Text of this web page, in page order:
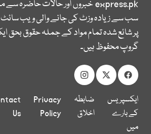
express.pkخبروں اور حالات حاضرہ سے
سب سے زیادہ وزٹ کی جانے والی ویب
پر شائع شدہ تمام مواد کے جملہ حقوق بحق
گروپ محفوظ ہیں۔
ایکسپریس
کے بارے
میں
ضابطہ
اخلاق
Privacy
Policy
Us